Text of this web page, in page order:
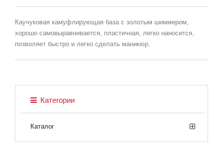
Каучуковая камуфлирующая база с золотым шиммером,
хорошо самовыравнивается, пластичная, легко наносится,
позволяет быстро и легко сделать маникюр.
Категории
Каталог